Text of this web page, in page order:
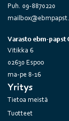
Puh. 09-8870220
Varasto ebm-papst
Vitikka 6
02630 Espoo
ma-pe 8-16
Yritys
Tietoa meistä
Tuotteet